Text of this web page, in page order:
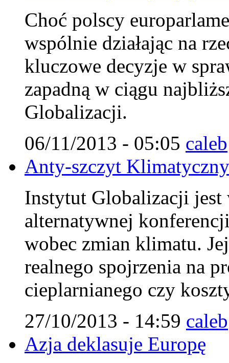
Choć polscy
wspólnie działając na
kluczowe decyzje w
zapadną w ciągu
Globalizacji.
06/11/2013 - 05:05 caleb
Anty-szczyt
Instytut Globalizacji jest
alternatywnej
wobec zmian klimatu.
realnego spojrzenia na
cieplarnianego czy
27/10/2013 - 14:59 caleb
Azja deklasuje Europę